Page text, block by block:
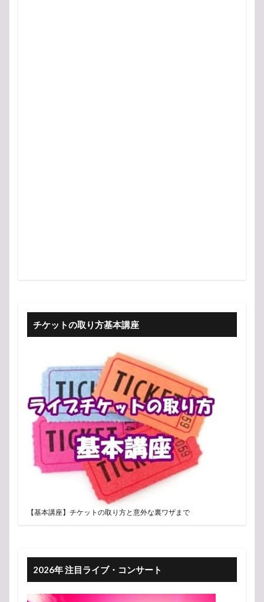
チケットの取り方基本講座
【基本講座】チケットの取り方と意外な裏ワザまで
2026年 注目ライブ・コンサート